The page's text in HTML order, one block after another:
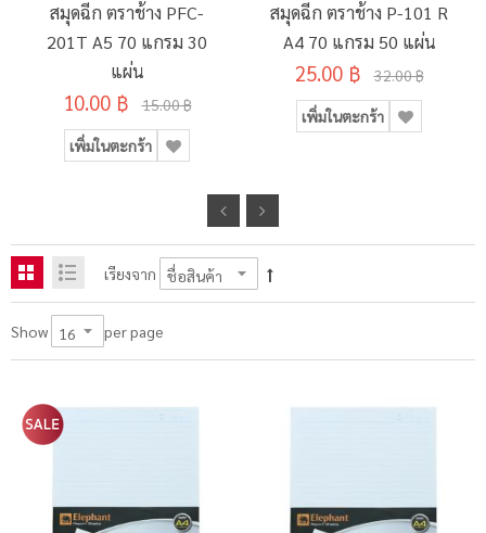
สมุดฉีก ตราช้าง PFC-
201T A5 70 แกรม 30
แผ่น
10.00 ฿ 15.00 ฿
เพิ่มในตะกร้า
สมุดฉีก ตราช้าง P-101 R
A4 70 แกรม 50 แผ่น
25.00 ฿ 32.00 ฿
เพิ่มในตะกร้า
เรียงจาก
Show per page